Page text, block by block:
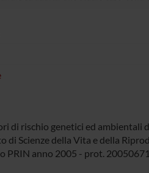
di rischio genetici ed ambientali
Scienze della Vita e della
PRIN anno 2005 - prot.